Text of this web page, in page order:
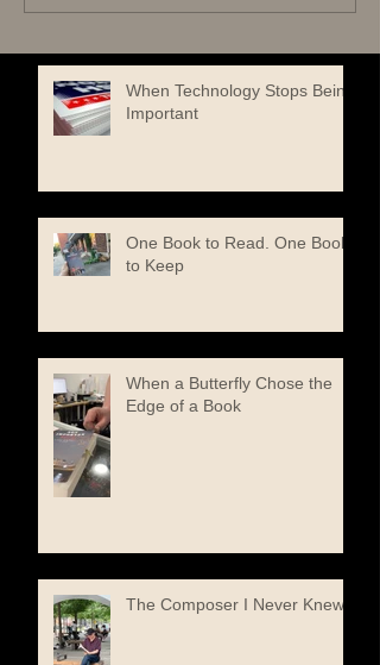
When Technology Stops Being
Important
One Book to Read. One Book
to Keep
When a Butterfly Chose the
Edge of a Book
The Composer I Never Knew